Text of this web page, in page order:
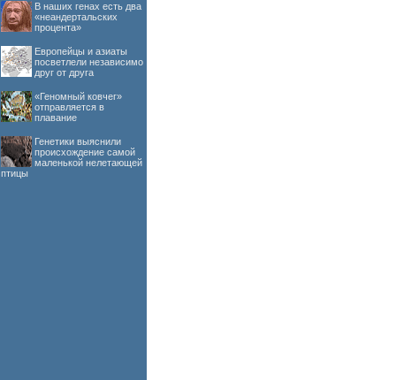
В наших генах есть два
«неандертальских
процента»
Европейцы и азиаты
посветлели независимо
друг от друга
«Геномный ковчег»
отправляется в
плавание
Генетики выяснили
происхождение самой
маленькой нелетающей
птицы